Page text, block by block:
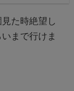
た時絶望し
まで行けま